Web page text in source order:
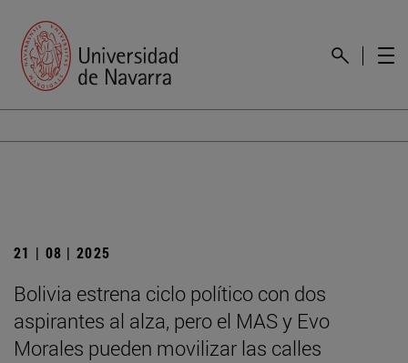
21 | 08 | 2025
Bolivia estrena ciclo político con dos
aspirantes al alza, pero el MAS y Evo
Morales pueden movilizar las calles